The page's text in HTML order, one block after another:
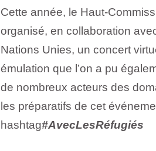
Cette année, le Haut-
organisé, en collaboration
Nations Unies, un concert
émulation que l’on a pu
de nombreux acteurs des
les préparatifs de cet
hashtag#AvecLesRéfugiés